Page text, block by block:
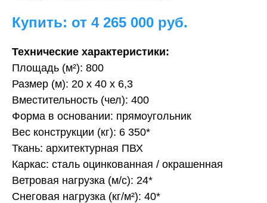
Купить: от 4 265 000 руб.
Технические характеристики:
Площадь (м²): 800
Размер (м): 20 х 40 х 6,3
Вместительность (чел): 400
Форма в основании: прямоугольник
Вес конструкции (кг): 6 350*
Ткань: архитектурная ПВХ
Каркас: сталь оцинкованная / окрашенная
Ветровая нагрузка (м/с): 24*
Снеговая нагрузка (кг/м²): 40*